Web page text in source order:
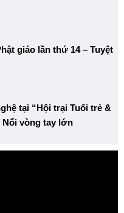
giáo lần thứ 14 – Tuyệt
tại “Hội trại Tuổi trẻ &
Nối vòng tay lớn